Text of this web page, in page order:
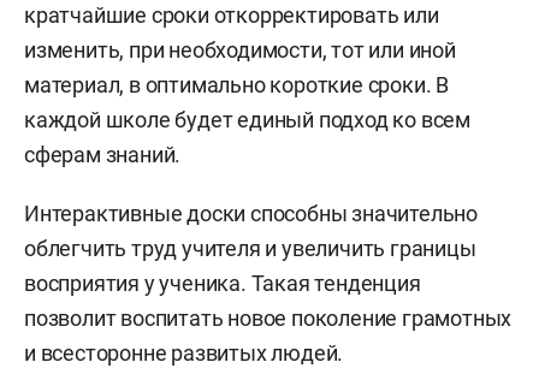
кратчайшие сроки откорректировать или
изменить, при необходимости, тот или иной
материал, в оптимально короткие сроки. В
каждой школе будет единый подход ко всем
сферам знаний.
Интерактивные доски способны значительно
облегчить труд учителя и увеличить границы
восприятия у ученика. Такая тенденция
позволит воспитать новое поколение грамотных
и всесторонне развитых людей.